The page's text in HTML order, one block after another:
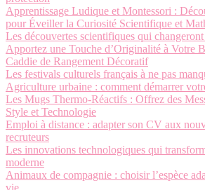
Apprentissage Ludique et Montessori :
pour Éveiller la Curiosité Scientifique et
Les découvertes scientifiques qui
Apportez une Touche d’Originalité à Votre
Caddie de Rangement Décoratif
Les festivals culturels français à ne pas
Agriculture urbaine : comment démarrer
Les Mugs Thermo-Réactifs : Offrez des
Style et Technologie
Emploi à distance : adapter son CV aux
recruteurs
Les innovations technologiques qui
moderne
Animaux de compagnie : choisir l’espèce
vie